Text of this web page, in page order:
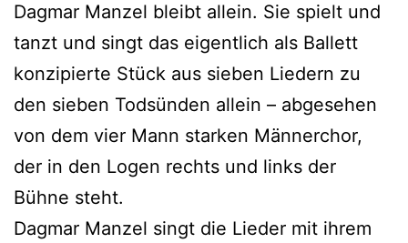
Dagmar Manzel bleibt allein. Sie spielt und
tanzt und singt das eigentlich als Ballett
konzipierte Stück aus sieben Liedern zu
den sieben Todsünden allein – abgesehen
von dem vier Mann starken Männerchor,
der in den Logen rechts und links der
Bühne steht.
Dagmar Manzel singt die Lieder mit ihrem